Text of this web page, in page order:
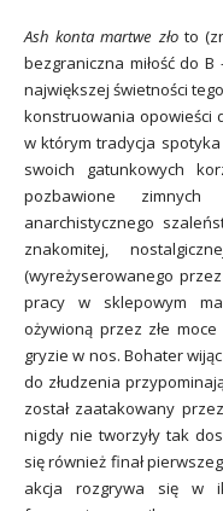
Ash konta martwe złoto
bezgraniczna miłość do
największej świetności
konstruowania opowieści
w którym tradycja
swoich gatunkowych
pozbawione
anarchistycznego
znakomitej,
(wyreżyserowanego
pracy w sklepowym
ożywioną przez złe
gryzie w nos. Bohater
do złudzenia
został zaatakowany
nigdy nie tworzyły tak
się również finał
akcja rozgrywa się w